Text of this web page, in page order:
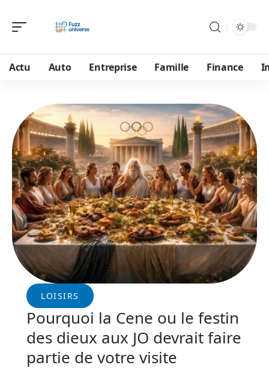
Actu Auto Entreprise Famille Finance
LOISIRS
Pourquoi la Cene ou le festin
des dieux aux JO devrait faire
partie de votre visite